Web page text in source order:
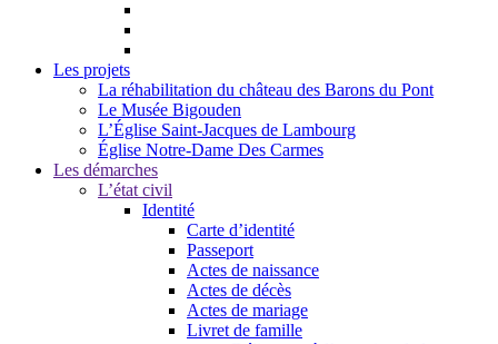
Les projets
La réhabilitation du château des Barons du Pont
Le Musée Bigouden
L’Église Saint-Jacques de Lambourg
Église Notre-Dame Des Carmes
Les démarches
L’état civil
Identité
Carte d’identité
Passeport
Actes de naissance
Actes de décès
Actes de mariage
Livret de famille